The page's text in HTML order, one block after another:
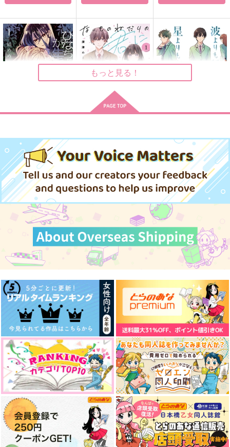
サンプル
作品詳細
サンプル
作品詳細
サンプル
Twinkle Twinkle Littl
e Moon
Dolce
550 円（税込）
エンディミオン×セレニティ
サンプル
作品詳細
千夜一恋-第一話-
Star☆Moon
787円（税込）
サンプル
作品詳細
アニマルシュート！ブ
ルエゴ
Star☆Moon
1,100 円（税込）
烏旅人×氷織羊
サンプル
作品詳細
Once in a blue moon
ブルーアワー
629円（税込）
カミーユプチオンリー
記念ノベルティセット
星継ぐ少年本部
990円（税込）
カミーユ・ビダン
星穹！恋愛心理学の
すゝめ
全自動ハンディパレー
ド
1,650円（税込）
開拓者×Dr.レイシオ
なら 1
一迅社
880円（税込）
サンプル
作品詳細
光の花束を 1
KADOKAWA
サンプル
作品詳細
よりも青く 1
KADOKAWA
924 （税込）
サンプル
作品詳細
LV999の村人 1
KADOKAWA
1,595円（税込）
サンプル
作品詳細
骨に願いを、星に呪い
を 1
一迅社
880円（税込）
サンプル
作品詳細
もっと見る！